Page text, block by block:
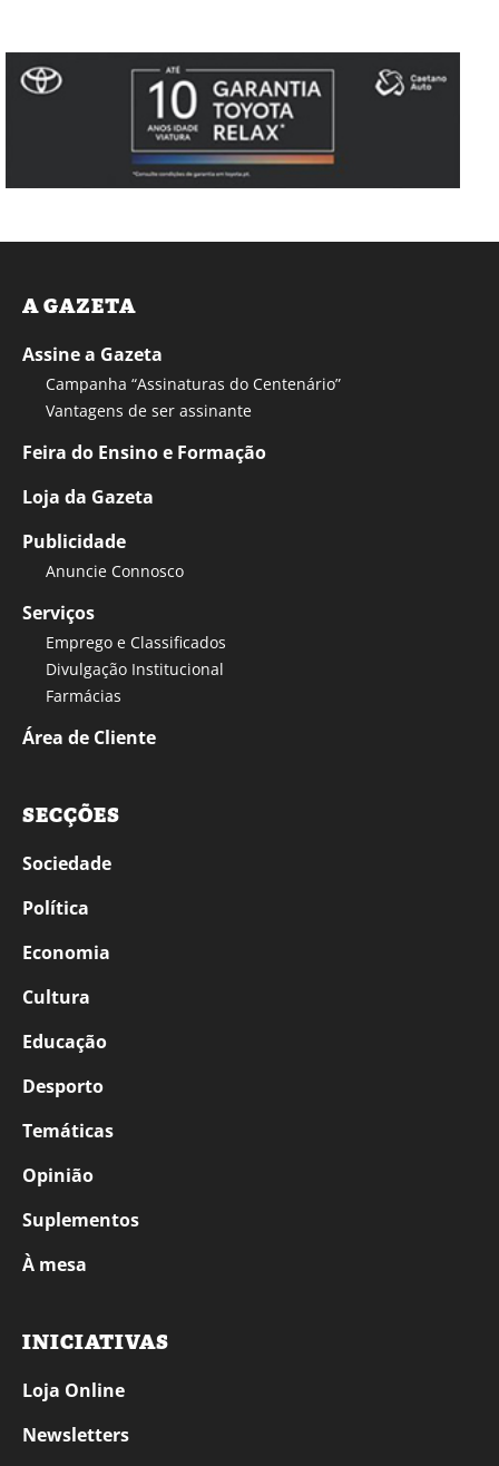
A GAZETA
Assine a Gazeta
Campanha “Assinaturas do Centenário”
Vantagens de ser assinante
Feira do Ensino e Formação
Loja da Gazeta
Publicidade
Anuncie Connosco
Serviços
Emprego e Classificados
Divulgação Institucional
Farmácias
Área de Cliente
SECÇÕES
Sociedade
Política
Economia
Cultura
Educação
Desporto
Temáticas
Opinião
Suplementos
À mesa
INICIATIVAS
Loja Online
Newsletters